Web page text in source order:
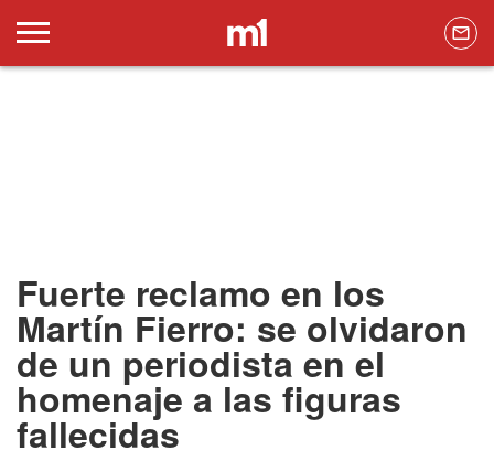
Fuerte reclamo en los
Martín Fierro: se olvidaron
de un periodista en el
homenaje a las figuras
fallecidas